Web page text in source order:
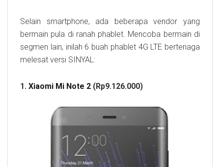
Selain smartphone, ada beberapa vendor yang
bermain pula di ranah phablet. Mencoba bermain di
segmen lain, inilah 6 buah phablet 4G LTE bertenaga
melesat versi SINYAL:
1. Xiaomi Mi Note 2 (Rp9.126.000)